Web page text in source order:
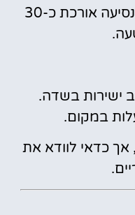
ישנו קו אוטובוס ישיר (Rinas Express) הפועל בין שדה התעופה למרכז טירנה. הנסיעה אורכת כ-30
ישירות בשדה.
כדאי לוודא את